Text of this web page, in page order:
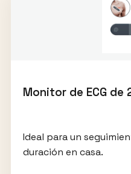
Monitor de ECG de
Ideal para un
duración en casa.